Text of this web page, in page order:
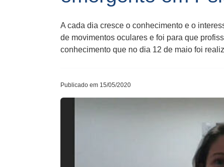
A cada dia cresce o conhecimento e o
de movimentos oculares e foi para que
conhecimento que no dia 12 de maio foi
Publicado em 15/05/2020